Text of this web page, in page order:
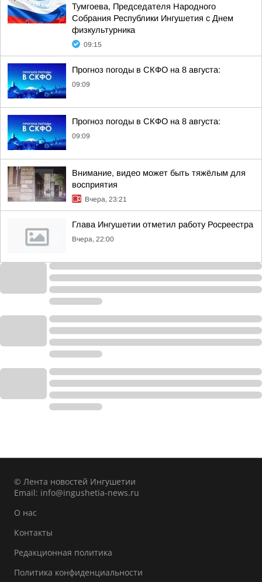
Тумгоева, Председателя Народного
Собрания Республики Ингушетия с Днем
физкультурника
09:15
Прогноз погоды в СКФО на 8 августа:
09:09
Прогноз погоды в СКФО на 8 августа:
09:09
Внимание, видео может быть тяжёлым для
восприятия
Вчера, 23:21
Глава Ингушетии отметил работу Росреестра
Вчера, 22:00
© Лента новостей Ингушетии
Email: info@ingushetia-news.ru
О нас
Контакты
Редакционная политика
Политика конфиденциальности